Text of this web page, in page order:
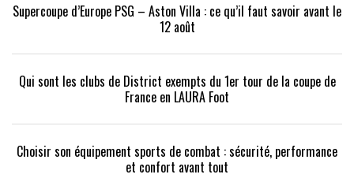
Supercoupe d’Europe PSG – Aston Villa : ce qu’il faut savoir avant le
12 août
Qui sont les clubs de District exempts du 1er tour de la coupe de
France en LAURA Foot
Choisir son équipement sports de combat : sécurité, performance
et confort avant tout